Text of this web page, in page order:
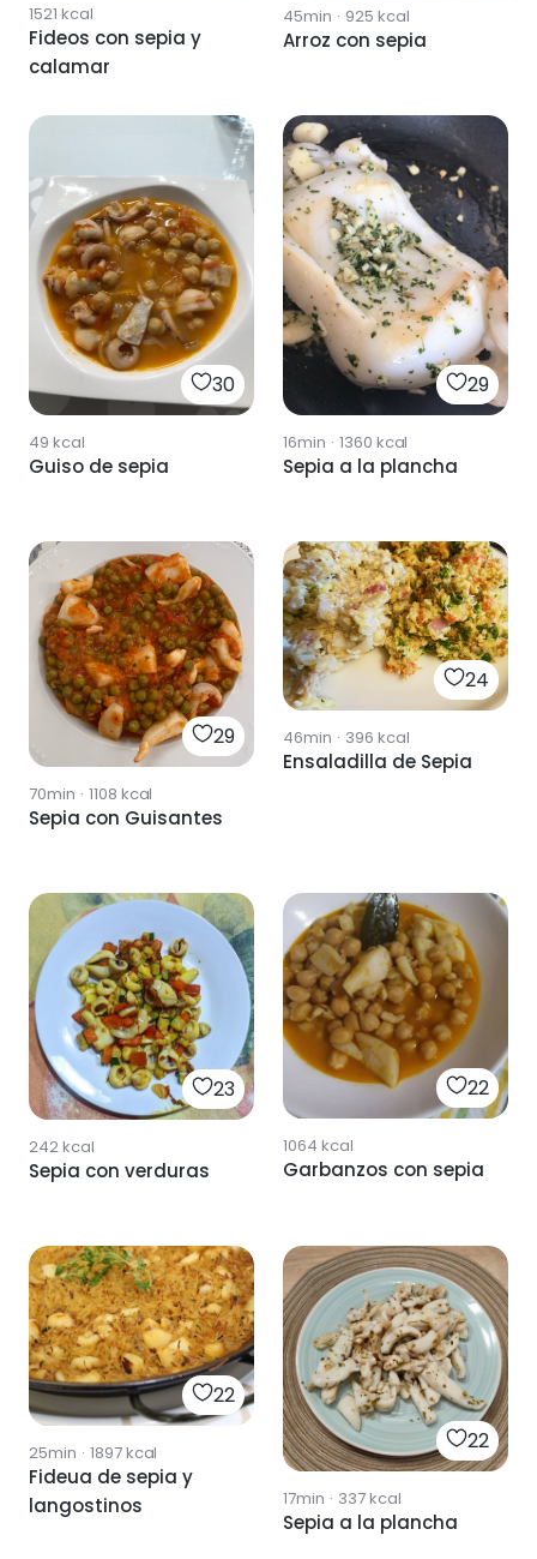
1521 kcal
Fideos con sepia y
calamar
45min · 925 kcal
Arroz con sepia
30
49 kcal
Guiso de sepia
29
16min · 1360 kcal
Sepia a la plancha
29
70min · 1108 kcal
Sepia con Guisantes
24
46min · 396 kcal
Ensaladilla de Sepia
23
242kcal
Sepia con verduras
22
1064 kcal
Garbanzos con sepia
22
25min · 1897kcal
Fideua de sepia y
langostinos
22
17min · 337kcal
Sepia a la plancha